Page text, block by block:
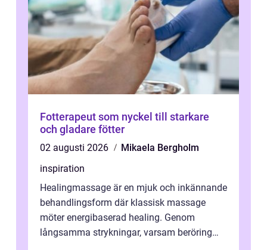
Fotterapeut som nyckel till starkare
och gladare fötter
02 augusti 2026
Mikaela Bergholm
inspiration
Healingmassage är en mjuk och inkännande
behandlingsform där klassisk massage
möter energibaserad healing. Genom
långsamma strykningar, varsam beröring